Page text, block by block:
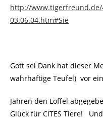
http://www.tigerfreund.de/
03.06.04.htm#Sie
Gott sei Dank hat dieser
wahrhaftige Teufel) vor
Jahren den Löffel
Glück für CITES Tiere!